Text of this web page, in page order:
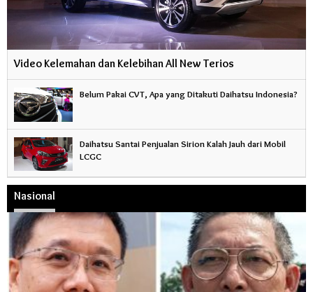
Video Kelemahan dan Kelebihan All New Terios
Belum Pakai CVT, Apa yang Ditakuti Daihatsu Indonesia?
Daihatsu Santai Penjualan Sirion Kalah Jauh dari Mobil
LCGC
Nasional